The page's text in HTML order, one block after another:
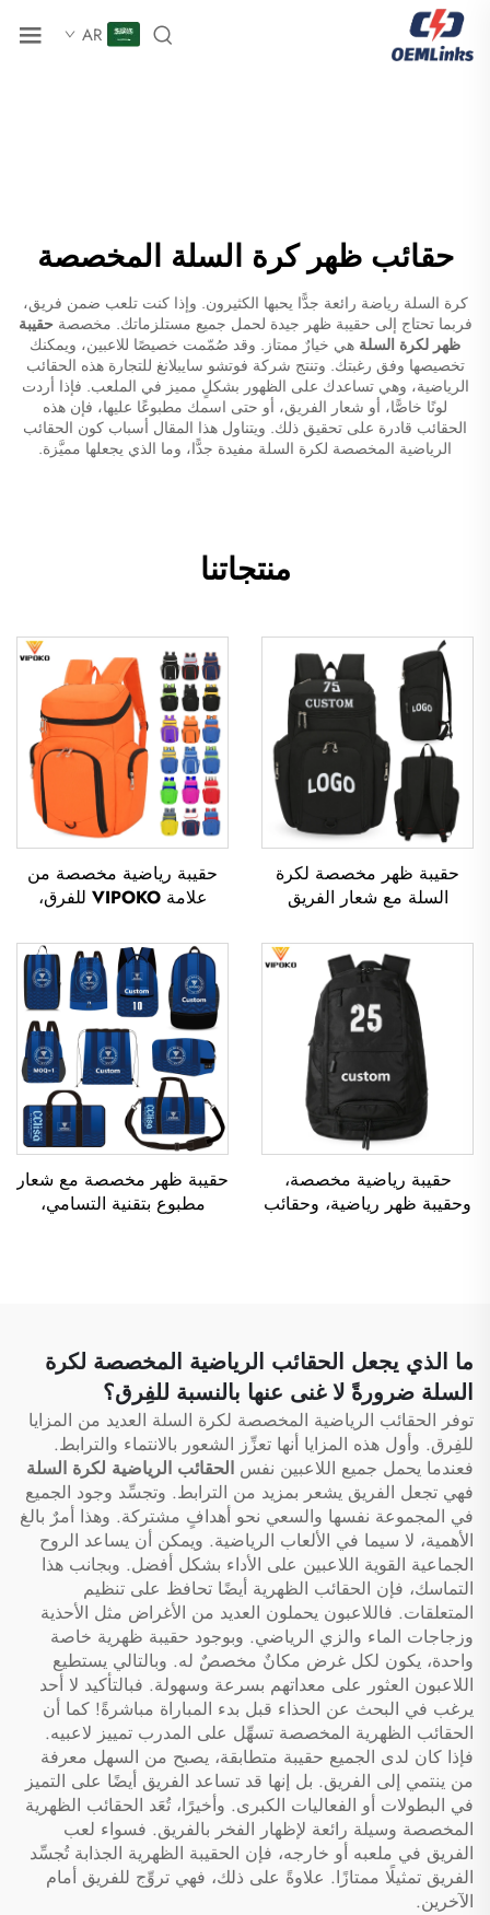
AR
حقائب ظهر كرة السلة المخصصة
كرة السلة رياضة رائعة جدًّا يحبها الكثيرون. وإذا كنت تلعب ضمن فريق،
فربما تحتاج إلى حقيبة ظهر جيدة لحمل جميع مستلزماتك. مخصصةحقيبة
ظهر لكرة السلة هي خيارٌ ممتاز. وقد صُمّمت خصيصًا للاعبين، ويمكنك
تخصيصها وفق رغبتك. وتنتج شركة فوتشو سايبلانغ للتجارة هذه الحقائب
الرياضية، وهي تساعدك على الظهور بشكلٍ مميز في الملعب. فإذا أردت
لونًا خاصًّا، أو شعار الفريق، أو حتى اسمك مطبوعًا عليها، فإن هذه
الحقائب قادرة على تحقيق ذلك. ويتناول هذا المقال أسباب كون الحقائب
الرياضية المخصصة لكرة السلة مفيدة جدًّا، وما الذي يجعلها مميَّزة.
منتجاتنا
حقيبة ظهر مخصصة لكرة
السلة مع شعار الفريق
الاستخدام، مدرسية، حرارية،
ومخصصة للطباعة بالتسامي،
لكرة القدم وكرة السلة
حقيبة رياضية مخصصة من
علامة VIPOKO للفرق،
لممارسة كرة السلة مع شعار
مخصص، حقيبة رياضية
كاجوال لكرة السلة، حقيبة
سفر لكرة السلة
حقيبة رياضية مخصصة،
وحقيبة ظهر رياضية، وحقائب
وكرة سلة
حقيبة ظهر مخصصة مع شعار
مطبوع بتقنية التسامي،
سفر لأحذية الرياضة
ما الذي يجعل الحقائب الرياضية المخصصة لكرة
السلة ضرورةً لا غنى عنها بالنسبة للفِرق؟
توفر الحقائب الرياضية المخصصة لكرة السلة العديد من المزايا
للفِرق. وأول هذه المزايا أنها تعزِّز الشعور بالانتماء والترابط.
فعندما يحمل جميع اللاعبين نفس الحقائب الرياضية لكرة السلة
فهي تجعل الفريق يشعر بمزيد من الترابط. وتجسِّد وجود الجميع
في المجموعة نفسها والسعي نحو أهدافٍ مشتركة. وهذا أمرٌ بالغ
الأهمية، لا سيما في الألعاب الرياضية. ويمكن أن يساعد الروح
الجماعية القوية اللاعبين على الأداء بشكل أفضل. وبجانب هذا
التماسك، فإن الحقائب الظهرية أيضًا تحافظ على تنظيم
المتعلقات. فاللاعبون يحملون العديد من الأغراض مثل الأحذية
وزجاجات الماء والزي الرياضي. وبوجود حقيبة ظهرية خاصة
واحدة، يكون لكل غرض مكانٌ مخصصٌ له. وبالتالي يستطيع
اللاعبون العثور على معداتهم بسرعة وسهولة. فبالتأكيد لا أحد
يرغب في البحث عن الحذاء قبل بدء المباراة مباشرةً! كما أن
الحقائب الظهرية المخصصة تسهِّل على المدرب تمييز لاعبيه.
فإذا كان لدى الجميع حقيبة متطابقة، يصبح من السهل معرفة
من ينتمي إلى الفريق. بل إنها قد تساعد الفريق أيضًا على التميز
في البطولات أو الفعاليات الكبرى. وأخيرًا، تُعَد الحقائب الظهرية
المخصصة وسيلة رائعة لإظهار الفخر بالفريق. فسواء لعب
الفريق في ملعبه أو خارجه، فإن الحقيبة الظهرية الجذابة تُجسِّد
الفريق تمثيلًا ممتازًا. علاوةً على ذلك، فهي تروِّج للفريق أمام
الآخرين.